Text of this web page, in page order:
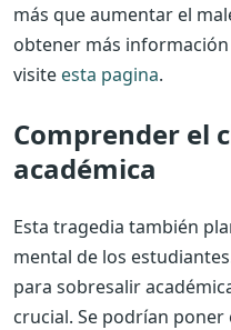
más que aumentar el
obtener más
visite esta pagina.
Comprender el
académica
Esta tragedia también
mental de los
para sobresalir
crucial. Se podrían